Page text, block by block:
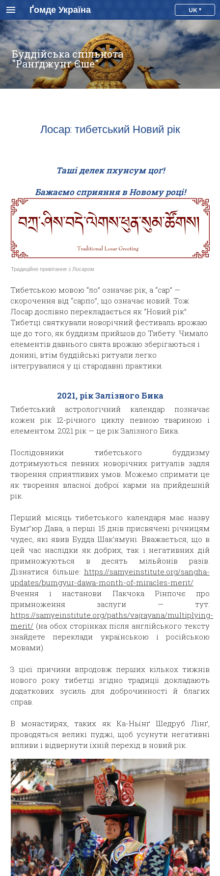
Ґомде Україна UK
Буддійська спільнота
"Ранґджунґ Єше"
Лосар: тибетський Новий рік
Таші делек пхунсум цоґ!
Бажаємо сприяння в Новому році!
Традиційне привітання з Лосаром
Тибетською мовою “ло” означає рік, а “сар” —
скорочення від “сарпо”, що означає новий. Тож
Лосар дослівно перекладається як “Новий рік”.
Тибетці святкували новорічний фестиваль врожаю
ще до того, як буддизм прийшов до Тибету. Чимало
елементів давнього свята врожаю зберігаються і
донині, втім буддійські ритуали легко
інтегрувалися у ці стародавні практики.
2021, рік Залізного Бика
Тибетський астрологічний календар позначає
кожен рік 12-річного циклу певною твариною і
елементом. 2021 рік — це рік Залізного Бика.
Послідовники тибетського буддизму
дотримуються певних новорічних ритуалів задля
творення сприятливих умов. Можемо спримати це
як творення власної доброї карми на прийдешній
рік.
Перший місяць тибетського календаря має назву
Бумґ’юр Дава, а перші 15 днів присвячені річницям
чудес, які явив Будда Шак’ямуні. Вважається, що в
цей час наслідки як добрих, так і негативних дій
примножуються в десять мільйонів разів.
Дізнатися більше: https://samyeinstitute.org/sangha-
updates/bumgyur-dawa-month-of-miracles-merit/
Вчення і настанови Пакчока Рінпочє про
примноження заслуги — тут:
https://samyeinstitute.org/paths/vajrayana/multiplying-
merit/ (на обох сторінках після англійського тексту
знайдете переклади українською і російською
мовами).
З цієї причини впродовж перших кількох тижнів
нового року тибетці згідно традиції докладають
додаткових зусиль для доброчинності й благих
справ.
В монастирях, таких як Ка-Ньїнґ Шедруб Лінґ,
проводяться великі пуджі, щоб усунути негативні
впливи і відвернути їхній перехід в новий рік.